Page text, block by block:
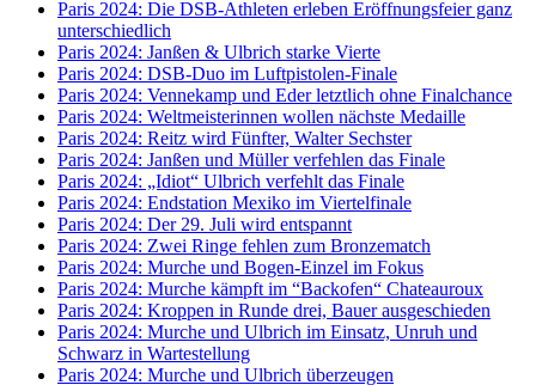
Paris 2024: Die DSB-Athleten erleben Eröffnungsfeier ganz
unterschiedlich
Paris 2024: Janßen & Ulbrich starke Vierte
Paris 2024: DSB-Duo im Luftpistolen-Finale
Paris 2024: Vennekamp und Eder letztlich ohne Finalchance
Paris 2024: Weltmeisterinnen wollen nächste Medaille
Paris 2024: Reitz wird Fünfter, Walter Sechster
Paris 2024: Janßen und Müller verfehlen das Finale
Paris 2024: „Idiot“ Ulbrich verfehlt das Finale
Paris 2024: Endstation Mexiko im Viertelfinale
Paris 2024: Der 29. Juli wird entspannt
Paris 2024: Zwei Ringe fehlen zum Bronzematch
Paris 2024: Murche und Bogen-Einzel im Fokus
Paris 2024: Murche kämpft im “Backofen“ Chateauroux
Paris 2024: Kroppen in Runde drei, Bauer ausgeschieden
Paris 2024: Murche und Ulbrich im Einsatz, Unruh und
Schwarz in Wartestellung
Paris 2024: Murche und Ulbrich überzeugen